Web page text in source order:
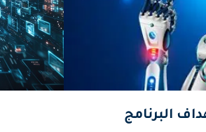
البرنامج
المزيد